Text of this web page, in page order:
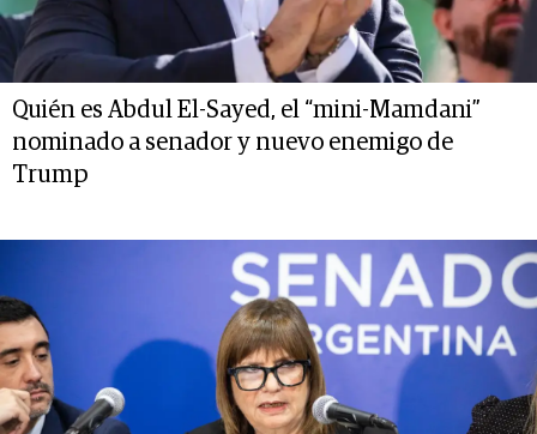
Quién es Abdul El-Sayed, el “mini-Mamdani”
nominado a senador y nuevo enemigo de
Trump